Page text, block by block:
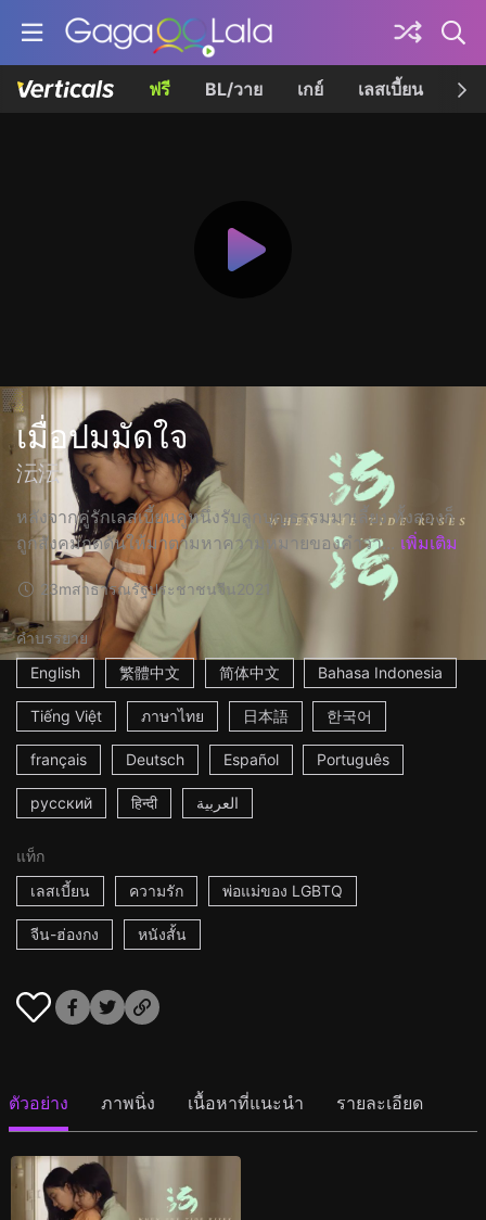
ฟรี BL/วาย เกย์ เลสเบี้ยน เค
เมื่อปมมัดใจ
沄沄
หลังจากคู่รักเลสเบี้ยนคู่หนึ่งรับลูกบุญธรรมมาเลี้ยง ทั้งสองก็
ถูกสังคมกดดันให้มาตามหาความหมายของคำว่า... เพิ่มเติม
23mสาธารณรัฐประชาชนจีน
คำบรรยาย
English
繁體中文 简体中文 Bahasa Indonesia
Tiếng Việt ภาษาไทย 日本語 한국어
français Deutsch Español Português
русский हिन्दी العربية
แท็ก
เลสเบี้ยน
ความรัก พ่อแม่ของ LGBTQ
จีน-ฮ่องกง หนังสั้น
ตัวอย่าง ภาพนิ่ง เนื้อหาที่แนะนำ รายละเอียด